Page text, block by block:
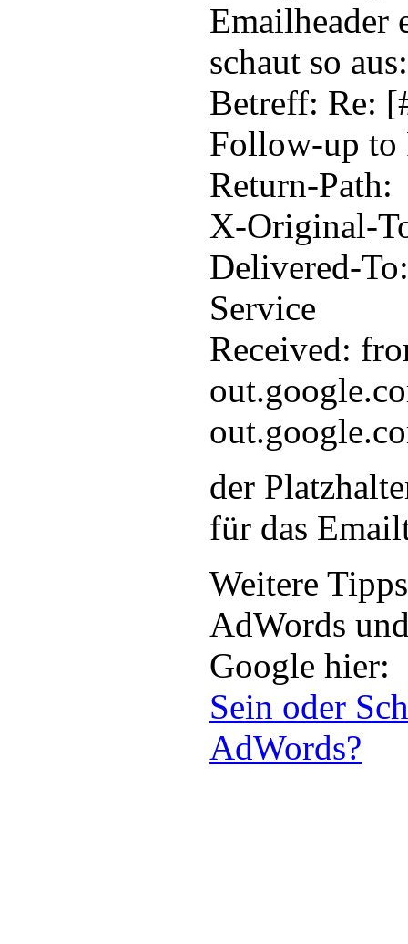
Emailheader
schaut so aus:
Betreff: Re:
Follow-up to
Return-Path:
X-Original-
Delivered-
Service
Received:
der
für das
Weitere
AdWords
Google hier:
Sein oder
AdWords?